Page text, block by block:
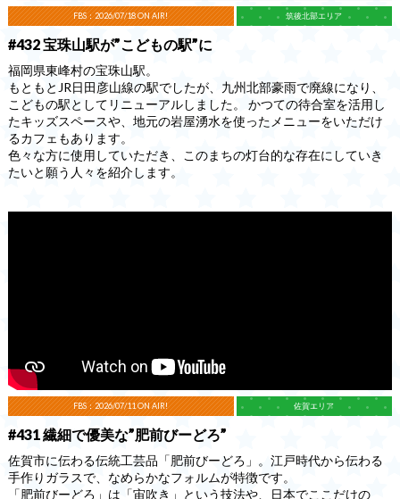
FBS：2026/07/18 ON AIR! 筑後北部エリア
#432 宝珠山駅が”こどもの駅”に
福岡県東峰村の宝珠山駅。
もともとJR日田彦山線の駅でしたが、九州北部豪雨で廃線になり、
こどもの駅としてリニューアルしました。 かつての待合室を活用し
たキッズスペースや、地元の岩屋湧水を使ったメニューをいただけ
るカフェもあります。
色々な方に使用していただき、このまちの灯台的な存在にしていき
たいと願う人々を紹介します。
FBS：2026/07/11 ON AIR! 佐賀エリア
#431 繊細で優美な”肥前びーどろ”
佐賀市に伝わる伝統工芸品「肥前びーどろ」。江戸時代から伝わる
手作りガラスで、なめらかなフォルムが特徴です。
「肥前びーどろ」は「宙吹き」という技法や、日本でここだけの